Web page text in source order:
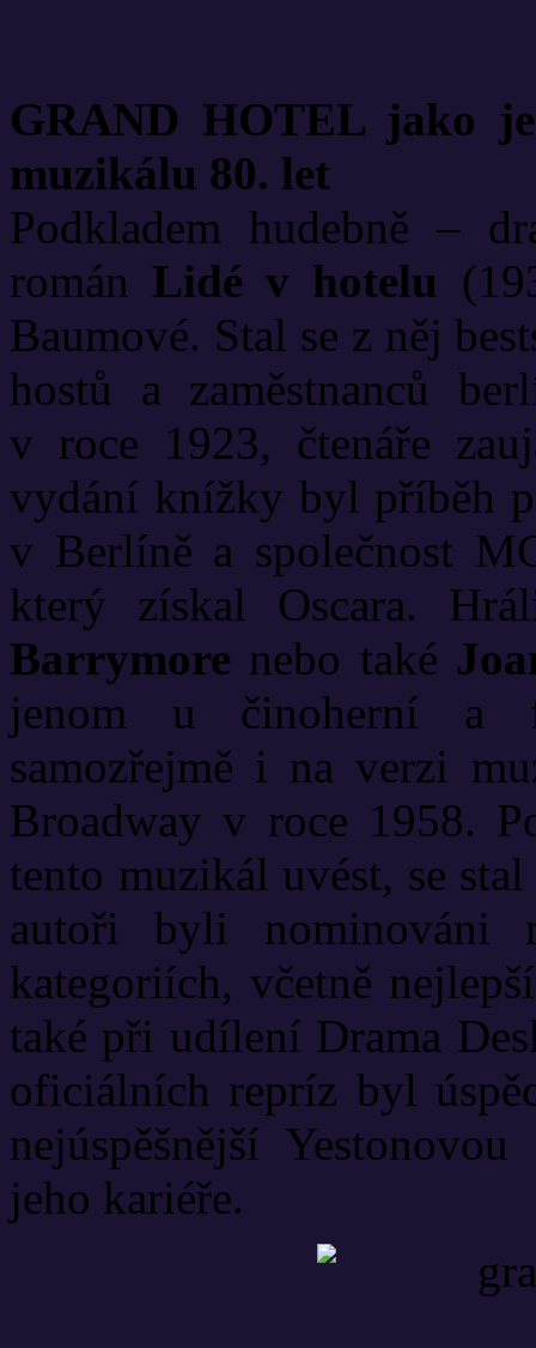
GRAND HOTEL jako
muzikálu 80. let
Podkladem hudebně –
román Lidé v hotelu
Baumové. Stal se z něj
hostů a zaměstnanců
v roce 1923, čtenáře
vydání knížky byl příběh
v Berlíně a společnost
který získal Oscara.
Barrymore nebo také
jenom u činoherní a
samozřejmě i na verzi
Broadway v roce 1958.
tento muzikál uvést, se
autoři byli
kategoriích, včetně
také při udílení Drama
oficiálních repríz byl
nejúspěšnější
jeho kariéře.